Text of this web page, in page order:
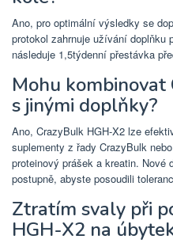
Ano, pro optimální výsledky se
protokol zahrnuje užívání doplňku
následuje 1,5týdenní přestávka
Mohu
s jinými doplňky?
Ano, CrazyBulk HGH-X2 lze
suplementy z řady CrazyBulk
proteinový prášek a kreatin. Nové
postupně, abyste posoudili
Ztratím svaly při
HGH-X2 na